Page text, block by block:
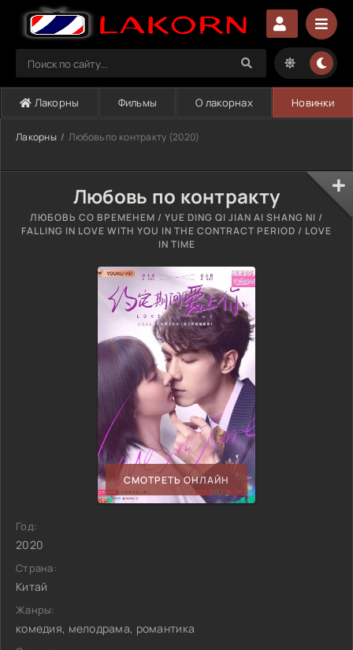
Лакорны Фильмы О лакорнах Новинки
Лакорны Любовь по контракту (2020)
Любовь по контракту
ЛЮБОВЬ СО ВРЕМЕНЕМ / YUE DING QI JIAN AI SHANG NI /
FALLING IN LOVE WITH YOU IN THE CONTRACT PERIOD / LOVE
IN TIME
СМОТРЕТЬ ОНЛАЙН
Год:
2020
Страна:
Китай
Жанры:
комедия, мелодрама, романтика